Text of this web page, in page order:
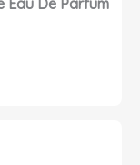
Eau De Parfum